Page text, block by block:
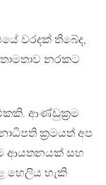
වරදක් තිබේද,
නරකට
ආණ්ඩුක‍්‍රම
ක‍්‍රමයත් අප
ආයතනයක් සහ
හෙලිය හැකි